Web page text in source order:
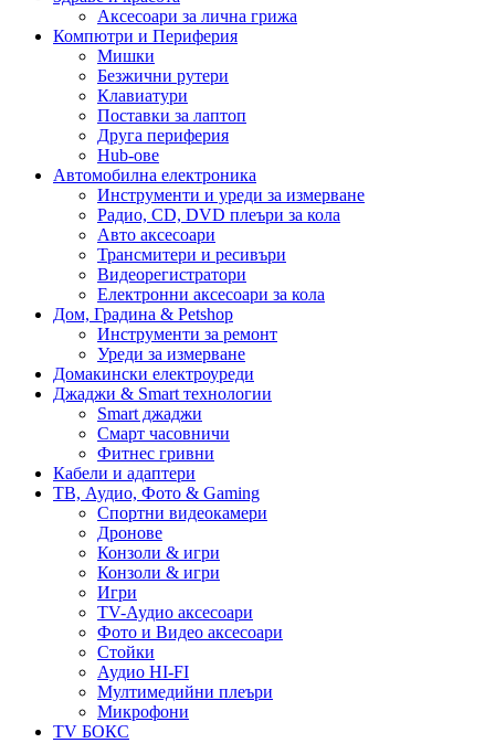
Аксесоари за лична грижа
Компютри и Периферия
Мишки
Безжични рутери
Клавиатури
Поставки за лаптоп
Друга периферия
Hub-ове
Автомобилна електроника
Инструменти и уреди за измерване
Радио, CD, DVD плеъри за кола
Авто аксесоари
Трансмитери и ресивъри
Видеорегистратори
Електронни аксесоари за кола
Дом, Градина & Petshop
Инструменти за ремонт
Уреди за измерване
Домакински електроуреди
Джаджи & Smart технологии
Smart джаджи
Смарт часовничи
Фитнес гривни
Кабели и адаптери
ТВ, Аудио, Фото & Gaming
Спортни видеокамери
Дронове
Конзоли & игри
Конзоли & игри
Игри
TV-Аудио аксесоари
Фото и Видео аксесоари
Стойки
Аудио HI-FI
Мултимедийни плеъри
Микрофони
TV БОКС